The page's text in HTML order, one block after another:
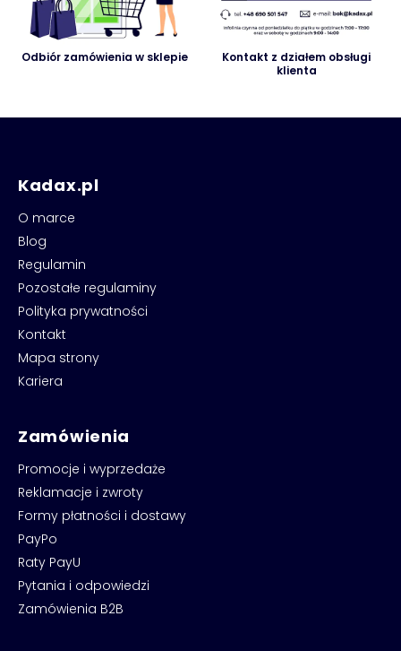
Odbiór zamówienia w sklepie
Kontakt z działem obsługi
klienta
Kadax.pl
O marce
Blog
Regulamin
Pozostałe regulaminy
Polityka prywatności
Kontakt
Mapa strony
Kariera
Zamówienia
Promocje i wyprzedaże
Reklamacje i zwroty
Formy płatności i dostawy
PayPo
Raty PayU
Pytania i odpowiedzi
Zamówienia B2B